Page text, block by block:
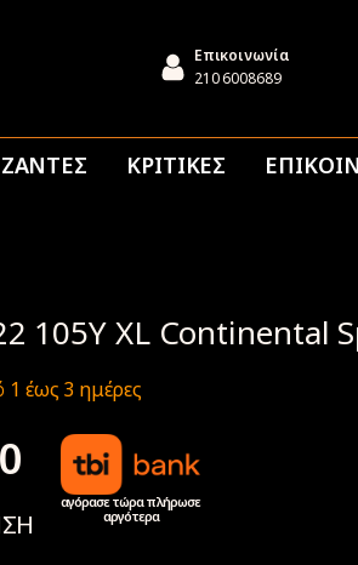
Επικοινωνία
210 6008689
ΖΑΝΤΕΣ ΚΡΙΤΙΚΕΣ
105Y XL Continental
έως 3 ημέρες
αγόρασε τώρα πλήρωσε
αργότερα